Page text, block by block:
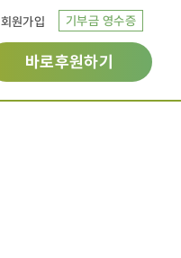
회원가입 기부금 영수증
바로후원하기